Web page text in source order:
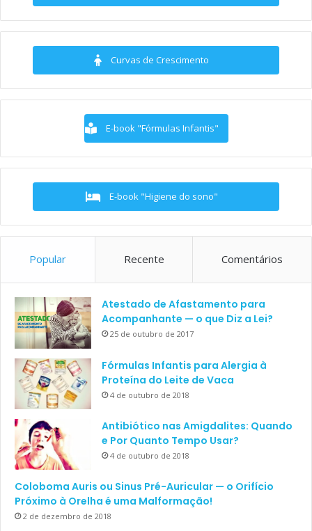
Curvas de Crescimento
E-book "Fórmulas Infantis"
E-book "Higiene do sono"
Popular Recente Comentários
Atestado de Afastamento para
Acompanhante — o que Diz a Lei?
25 de outubro de 2017
Fórmulas Infantis para Alergia à
Proteína do Leite de Vaca
4 de outubro de 2018
Antibiótico nas Amigdalites: Quando
e Por Quanto Tempo Usar?
4 de outubro de 2018
Coloboma Auris ou Sinus Pré-Auricular — o Orifício
Próximo à Orelha é uma Malformação!
2 de dezembro de 2018